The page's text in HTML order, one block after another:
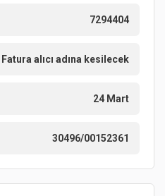
7294404
Fatura alıcı adına kesilecek
24 Mart
30496/00152361